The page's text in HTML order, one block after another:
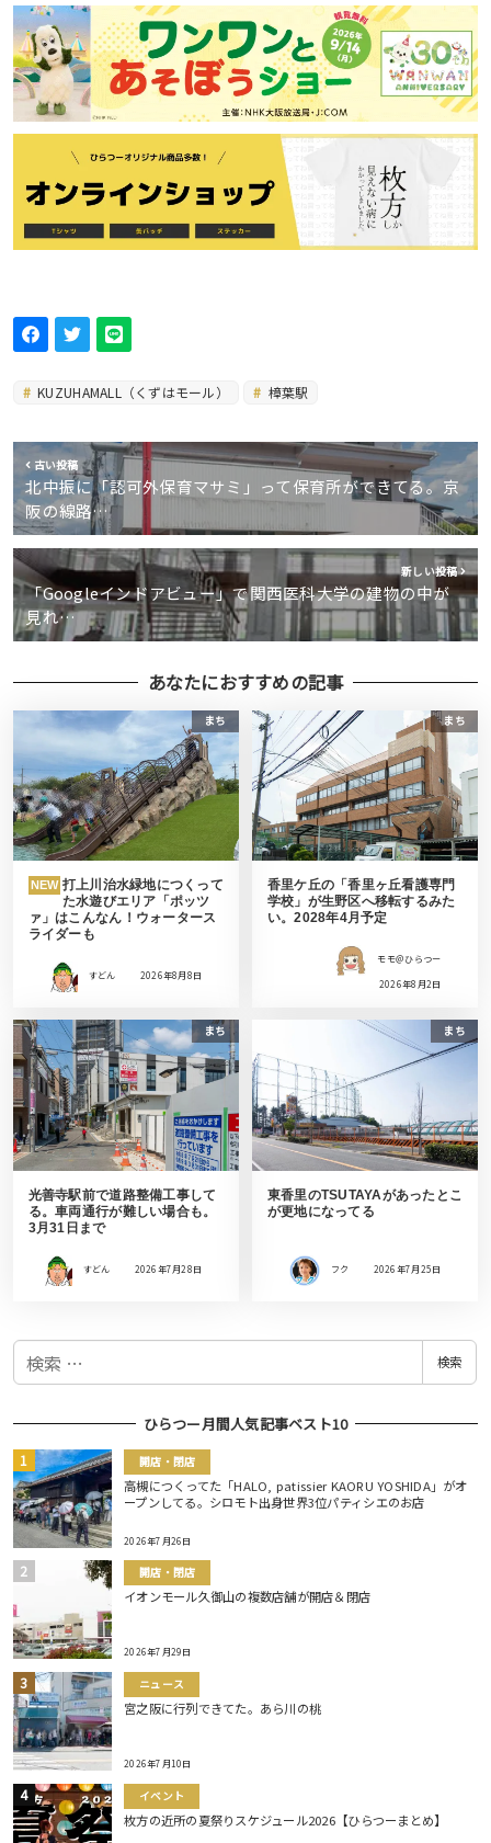
KUZUHAMALL（くずはモール） 樟葉駅
古い投稿
北中振に「認可外保育マサミ」って保育所ができてる。京
阪の線路…
新しい投稿
「Googleインドアビュー」で関西医科大学の建物の中が
見れ…
あなたにおすすめの記事
まち
NEW 打上川治水緑地につくって
た水遊びエリア「ポッツ
ァ」はこんなん！ウォータース
ライダーも
すどん 2026年8月8日
まち
香里ケ丘の「香里ヶ丘看護専門
学校」が生野区へ移転するみた
い。2028年4月予定
モモ＠ひらつー
2026年8月2日
まち
光善寺駅前で道路整備工事して
る。車両通行が難しい場合も。
3月31日まで
すどん 2026年7月28日
まち
東香里のTSUTAYAがあったとこ
が更地になってる
フク 2026年7月25日
検
検索
ひらつー月間人気記事ベスト10
開店・閉店
高槻につくってた「HALO, patissier KAORU YOSHIDA」がオ
ープンしてる。シロモト出身世界3位パティシエのお店
2026年7月26日
開店・閉店
イオンモール久御山の複数店舗が開店＆閉店
2026年7月29日
ニュース
宮之阪に行列できてた。あら川の桃
2026年7月10日
イベント
枚方の近所の夏祭りスケジュール2026【ひらつーまとめ】